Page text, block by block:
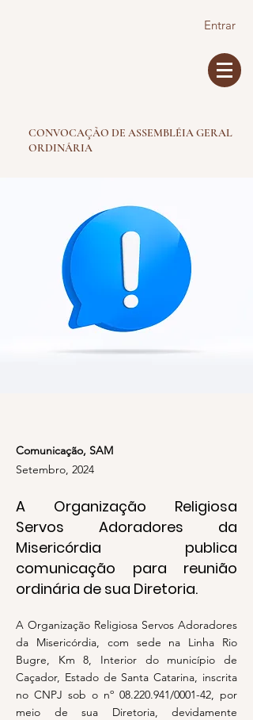
Entrar
CONVOCAÇÃO DE ASSEMBLÉIA GERAL
ORDINÁRIA
Comunicação, SAM
Setembro, 2024
A Organização Religiosa
Servos Adoradores da
Misericórdia publica
comunicação para reunião
ordinária de sua Diretoria.
A Organização Religiosa Servos Adoradores
da Misericórdia, com sede na Linha Rio
Bugre, Km 8, Interior do município de
Caçador, Estado de Santa Catarina, inscrita
no CNPJ sob o nº 08.220.941/0001-42, por
meio de sua Diretoria, devidamente